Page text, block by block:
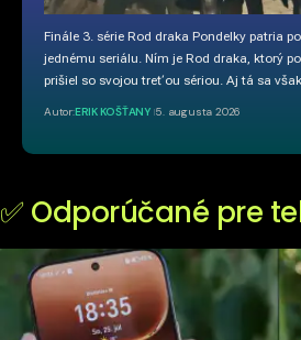
Finále 3. série Rod draka Pondelky patria
jednému seriálu. Ním je Rod draka, ktorý
prišiel so svojou treťou sériou. Aj tá sa
Autor:ERIK KOŠŤANY 5. augusta 2026
✅ Odporúčané pre